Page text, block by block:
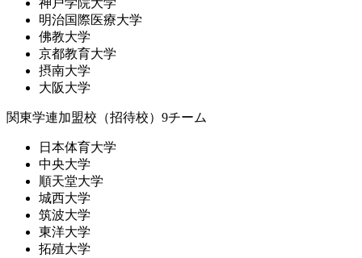
神戸学院大学
明治国際医療大学
佛教大学
京都教育大学
摂南大学
大阪大学
関東学連加盟校（招待校）9チーム
日本体育大学
中央大学
順天堂大学
城西大学
筑波大学
東洋大学
拓殖大学